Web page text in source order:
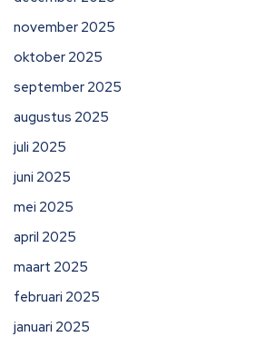
november 2025
oktober 2025
september 2025
augustus 2025
juli 2025
juni 2025
mei 2025
april 2025
maart 2025
februari 2025
januari 2025